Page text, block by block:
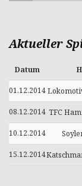
Aktueller
Datum
01.12.2014
08.12.2014 TFC
10.12.2014
15.12.2014